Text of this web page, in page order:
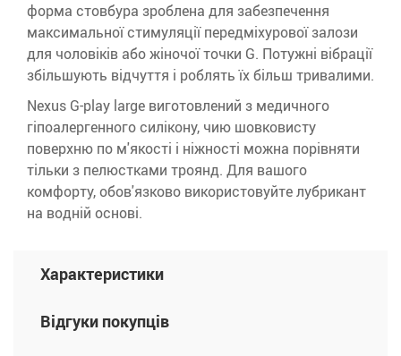
форма стовбура зроблена для забезпечення
максимальної стимуляції передміхурової залози
для чоловіків або жіночої точки G. Потужні вібрації
збільшують відчуття і роблять їх більш тривалими.
Nexus G-play large виготовлений з медичного
гіпоалергенного силікону, чию шовковисту
поверхню по м'якості і ніжності можна порівняти
тільки з пелюстками троянд. Для вашого
комфорту, обов'язково використовуйте лубрикант
на водній основі.
Характеристики
Відгуки покупців